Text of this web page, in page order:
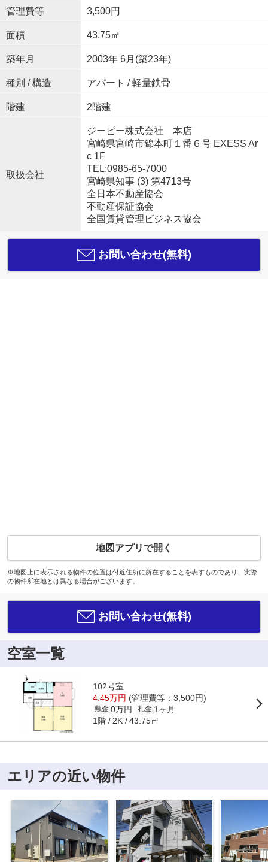
管理費等 3,500円
面積 43.75㎡
築年月 2003年 6月(築23年)
種別 / 構造 アパート / 軽量鉄骨
階建 2階建
取扱会社
ジーピー株式会社 本店
宮崎県宮崎市錦本町１番６号 EXESS Ar
c 1F
TEL:0985-65-7000
宮崎県知事 (3) 第4713号
全日本不動産協会
不動産保証協会
全国賃貸管理ビジネス協会
お問い合わせ(無料)
地図アプリで開く
※地図上に表示される物件の位置は付近住所に所在することを表すものであり、実際
の物件所在地とは異なる場合がございます。
お問い合わせ(無料)
空室一覧
102号室
4.45万円 (管理費等：3,500円)
敷金 0万円 礼金 1ヶ月
1階 2K 43.75㎡
エリアの近い物件